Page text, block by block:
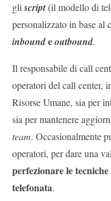
gliscript(il modello di
personalizzato in base al
inboundeoutbound.
Il responsabile di call
operatori del call center,
Risorse Umane, sia per
sia per mantenere
team. Occasionalmente
operatori, per dare una
perfezionare le
telefonata.